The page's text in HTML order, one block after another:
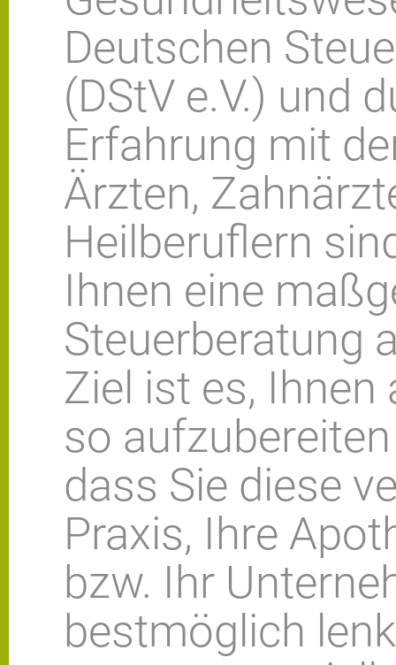
Deutschen
(DStV e.V.) und
Erfahrung mit
Ärzten,
Heilberuflern
Ihnen eine
Steuerberatung
Ziel ist es,
so
dass Sie diese
Praxis, Ihre
bzw. Ihr
bestmöglich